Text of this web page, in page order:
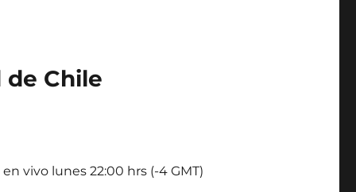
de Chile
en vivo lunes 22:00 hrs (-4 GMT)